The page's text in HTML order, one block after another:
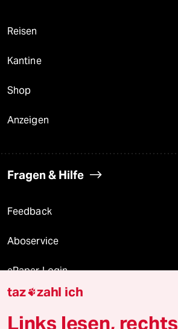
Reisen
Kantine
Shop
Anzeigen
Fragen & Hilfe
Feedback
Aboservice
ePaper Login
Downloads für Abonnierende
taz zahl ich
Links lesen, rechts